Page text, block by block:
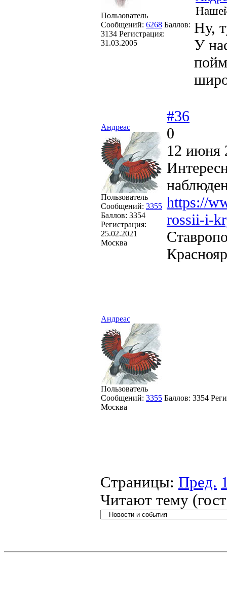
Пользователь
Сообщений: 6268 Баллов:
3134 Регистрация:
31.03.2005
Ну,
У
Андреас
Пользователь
Сообщений: 3355
Баллов: 3354
Регистрация:
25.02.2021
Москва
#36
0
12 июня
https://
rossii-i-
Андреас
Пользователь
Сообщений: 3355 Баллов: 3354
Москва
Страницы: Пред.
Читают тему